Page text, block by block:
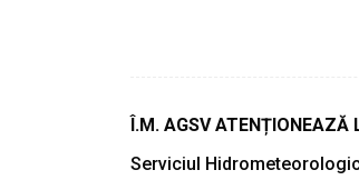
Î.M. AGSV ATENȚIONEAZĂ
Serviciul